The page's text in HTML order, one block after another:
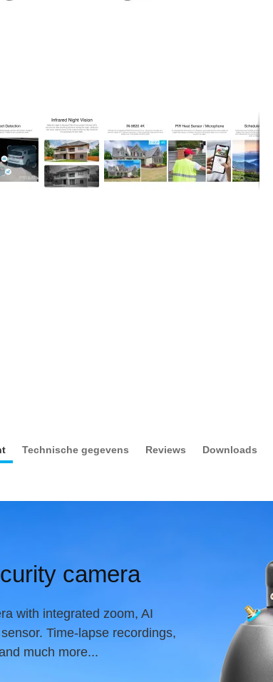
camera
with integrated zoom, AI
Time-lapse recordings,
much more...
Technische gegevens Reviews Downloads